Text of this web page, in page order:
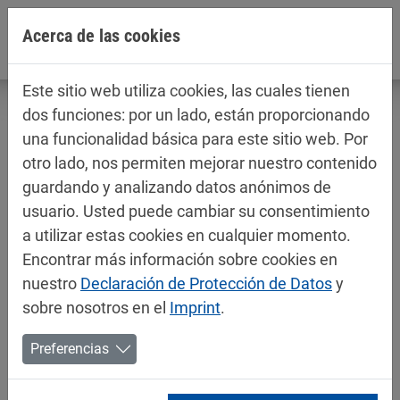
Jump directly to main navigation
Jump directly to content
Software MipaMix
Aquí puede descargar el software más reciente para
MipaMix Elite,MipaMix 5.0yMipaMix Basic.
Inicie sesión con el nombre de usuario y la
contraseña que se le proporcionaron.
Si tiene alguna pregunta sobre el registro o la
Acerca de las cookies
Este sitio web utiliza cookies, las cuales tienen
dos funciones: por un lado, están proporcionando
una funcionalidad básica para este sitio web. Por
otro lado, nos permiten mejorar nuestro contenido
guardando y analizando datos anónimos de
usuario. Usted puede cambiar su consentimiento
a utilizar estas cookies en cualquier momento.
Encontrar más información sobre cookies en
nuestro Declaración de Protección de Datosy
sobre nosotros en el Imprint.
Preferencias